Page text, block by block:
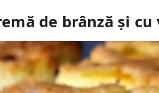
de brânză și